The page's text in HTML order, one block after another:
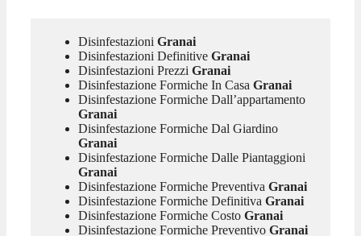
Disinfestazioni Granai
Disinfestazioni DefinitiveGranai
Disinfestazioni Prezzi Granai
Disinfestazione Formiche In Casa Granai
Disinfestazione Formiche Dall’appartamento
Granai
Disinfestazione Formiche Dal Giardino
Granai
Disinfestazione Formiche Dalle Piantaggioni
Granai
Disinfestazione Formiche Preventiva Granai
Disinfestazione Formiche Definitiva Granai
Disinfestazione Formiche CostoGranai
Disinfestazione Formiche PreventivoGranai